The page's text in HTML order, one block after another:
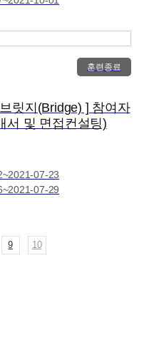
훈련종료
릿지(Bridge) ] 참여자
서 및 면접컨설팅)
07-23
07-29
9 10